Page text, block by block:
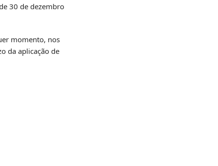
30 de dezembro
momento, nos
da aplicação de